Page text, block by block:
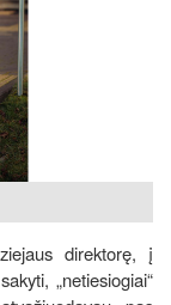
direktorę, į
„netiesiogiai“